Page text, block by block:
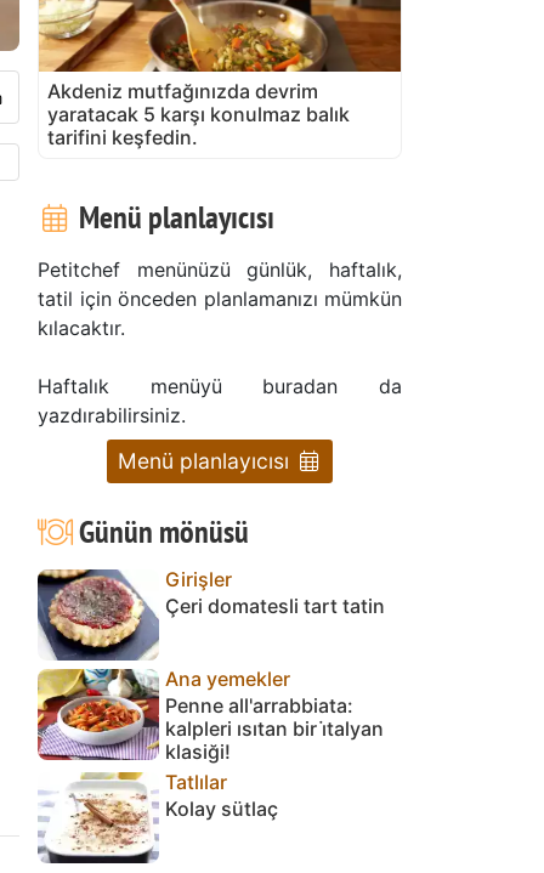
Akdeniz mutfağınızda devrim
yaratacak 5 karşı konulmaz balık
tarifini keşfedin.
Menü planlayıcısı
Petitchef menünüzü günlük, haftalık,
tatil için önceden planlamanızı mümkün
kılacaktır.
Haftalık menüyü buradan da
yazdırabilirsiniz.
Menü planlayıcısı
Günün mönüsü
Girişler
Çeri domatesli tart tatin
Ana yemekler
Penne all'arrabbiata:
kalpleri ısıtan bir i̇talyan
klasiği!
Tatlılar
Kolay sütlaç